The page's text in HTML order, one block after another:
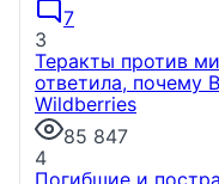
НОВОСТИ КОМПАНИЙ
7
3
Теракты против
ответила, почему
Wildberries
85 847
4